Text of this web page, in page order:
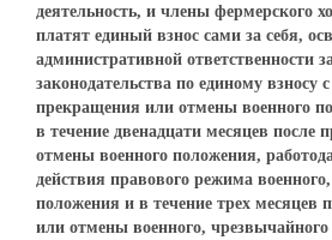
деятельность, и члены фермерского
платят единый взнос сами за себя,
административной ответственности
законодательства по единому взносу
прекращения или отмены военного
в течение двенадцати месяцев после
отмены военного положения,
действия правового режима
положения и в течение трех месяцев
или отмены военного,